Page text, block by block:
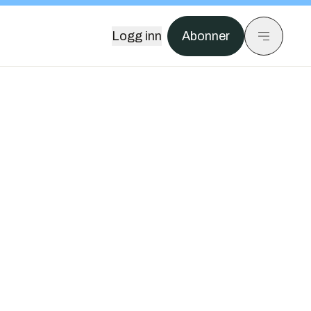
Logg inn Abonner